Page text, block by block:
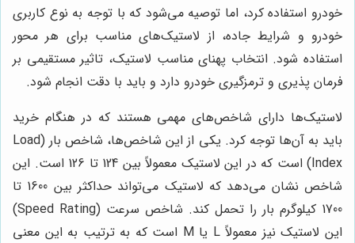
خودرو استفاده کرد، اما توصیه می‌شود که با توجه به نوع کاربری
خودرو و شرایط جاده، از لاستیک‌های مناسب برای هر محور
استفاده شود. انتخاب پهنای مناسب لاستیک، تاثیر مستقیمی بر
فرمان پذیری و ترمزگیری خودرو دارد و باید با دقت انجام شود.
لاستیک‌ها دارای شاخص‌های مهمی هستند که در هنگام خرید
باید به آن‌ها توجه کرد. یکی از این شاخص‌ها، شاخص بار (Load
Index) است که در این لاستیک معمولاً بین 124 تا 126 است. این
شاخص نشان می‌دهد که لاستیک می‌تواند حداکثر بین 1600 تا
1700 کیلوگرم بار را تحمل کند. شاخص سرعت (Speed Rating)
این لاستیک نیز معمولاً L یا M است که به ترتیب به این معنی